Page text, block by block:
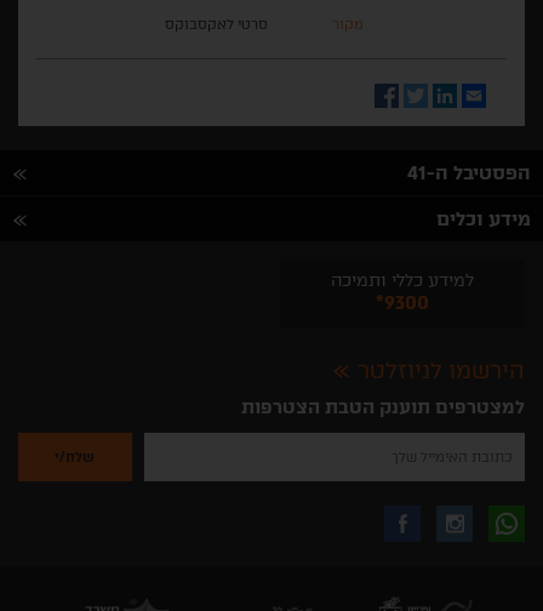
מקור סרטי לאקסבוקס
Email
LinkedIn
Twitter
Facebook
הפסטיבל ה-41
מידע וכלים
למידע כללי ותמיכה
*9300
הירשמו לניוזלטר
למצטרפים תוענק הטבת הצטרפות
להזין
שלך
לקבלת
באינסטגרם
עקבו
בפייסבוק